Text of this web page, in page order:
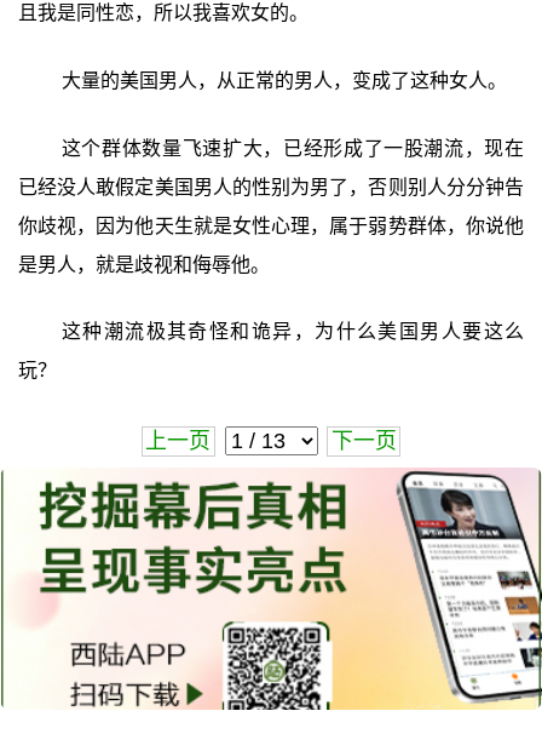
且我是同性恋，所以我喜欢女的。
大量的美国男人，从正常的男人，变成了这种女人。
这个群体数量飞速扩大，已经形成了一股潮流，现在
已经没人敢假定美国男人的性别为男了，否则别人分分钟告
你歧视，因为他天生就是女性心理，属于弱势群体，你说他
是男人，就是歧视和侮辱他。
这种潮流极其奇怪和诡异，为什么美国男人要这么
玩？
上一页 下一页